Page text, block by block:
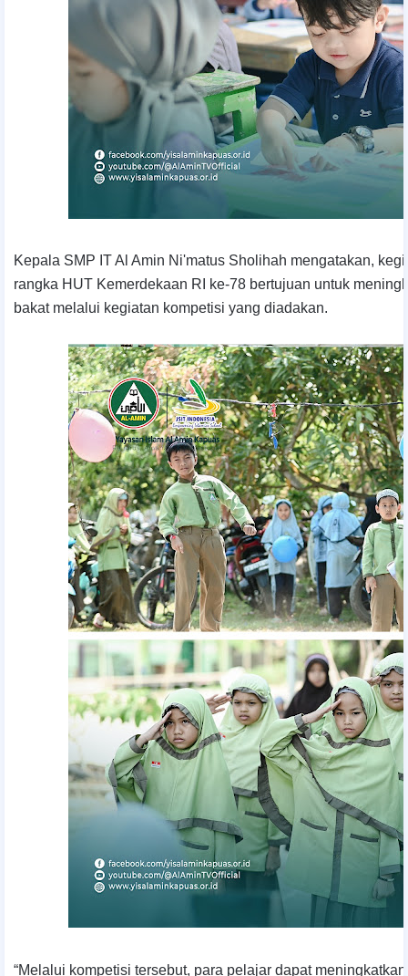
Kepala SMP IT Al Amin Ni'matus Sholihah mengatakan,
rangka HUT Kemerdekaan RI ke-78 bertujuan untuk
bakat melalui kegiatan kompetisi yang diadakan.
“Melalui kompetisi tersebut, para pelajar dapat